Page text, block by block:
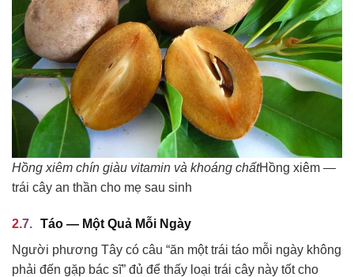
Hồng xiêm chín giàu vitamin và khoáng chấtHồng xiêm —
trái cây an thần cho mẹ sau sinh
Táo — Một Quả Mỗi Ngày
Người phương Tây có câu “ăn một trái táo mỗi ngày không
phải đến gặp bác sĩ” đủ để thấy loại trái cây này tốt cho